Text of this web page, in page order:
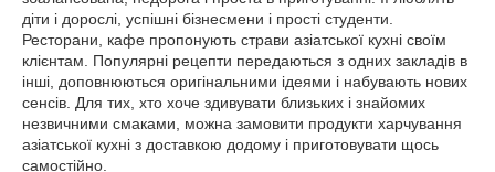
діти і дорослі, успішні бізнесмени і прості студенти.
Ресторани, кафе пропонують страви азіатської кухні своїм
клієнтам. Популярні рецепти передаються з одних закладів в
інші, доповнюються оригінальними ідеями і набувають нових
сенсів. Для тих, хто хоче здивувати близьких і знайомих
незвичними смаками, можна замовити продукти харчування
азіатської кухні з доставкою додому і приготовувати щось
самостійно.